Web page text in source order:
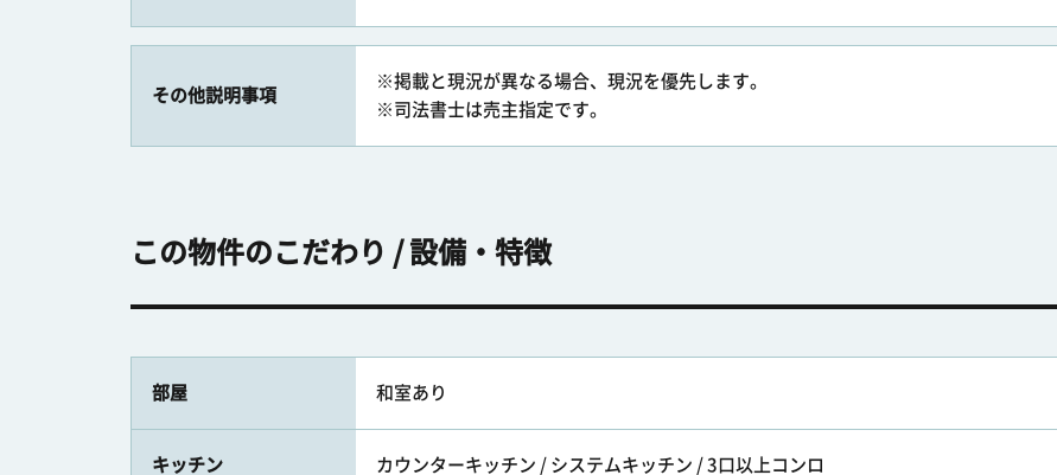
その他説明事項
※掲載と現況が異なる場合、現況を優先します。
※司法書士は売主指定です。
この物件のこだわり / 設備・特徴
部屋 和室あり
キッチン カウンターキッチン / システムキッチン / 3口以上コンロ